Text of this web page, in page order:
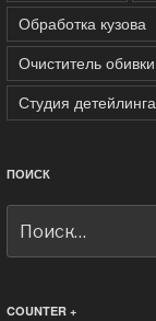
Обработка кузова
Очиститель обивки
Студия детейлинга
ПОИСК
COUNTER +